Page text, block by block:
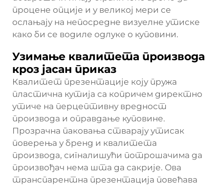
процене опције и у великој мери се
ослањају на непосредне визуелне утиске
како би се водиле одлуке о куповини.
Узимање квалитета производа
кроз јасан приказ
Квалитет презентације коју пружа
пластична кутија са копричем директно
утиче на перцептивну вредност
производа и оправдање куповине.
Прозрачна паковања стварају утисак
поверења у бренд и квалитета
производа, сигналишући потрошачима да
произвођач нема шта да сакрије. Ова
транспарентна презентација повећава